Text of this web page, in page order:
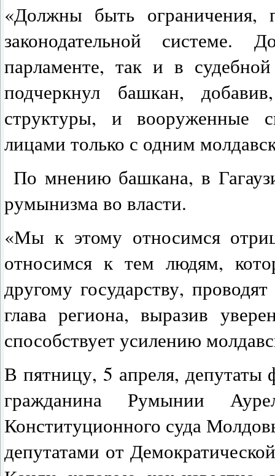
«Должны быть ограничения,
законодательной
парламенте, так и в
подчеркнул башкан,
структуры, и вооруженные
лицами только с одним
По мнению башкана, в
румынизма во власти.
«Мы к этому относимся
относимся к тем людям,
другому государству,
глава региона, выразив
способствует усилению
В пятницу, 5 апреля,
гражданина Румынии
Конституционного суда
депутатами от